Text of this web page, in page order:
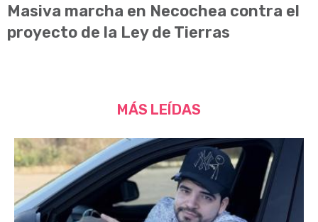
Masiva marcha en Necochea contra el
proyecto de la Ley de Tierras
MÁS LEÍDAS